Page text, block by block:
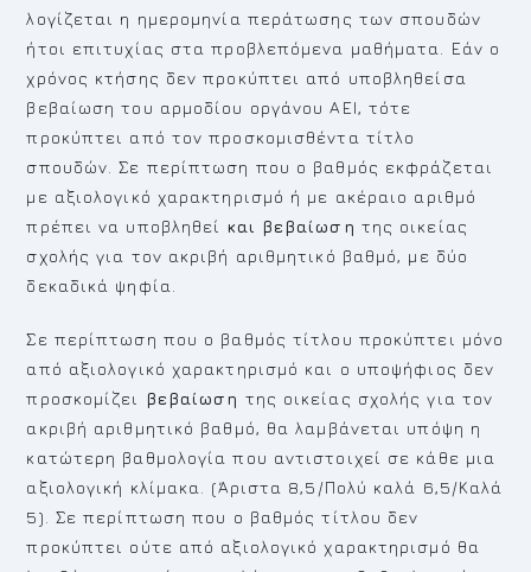
λογίζεται η ημερομηνία περάτωσης των σπουδών
ήτοι επιτυχίας στα προβλεπόμενα μαθήματα. Εάν ο
χρόνος κτήσης δεν προκύπτει από υποβληθείσα
βεβαίωση του αρμοδίου οργάνου ΑΕΙ, τότε
προκύπτει από τον προσκομισθέντα τίτλο
σπουδών. Σε περίπτωση που ο βαθμός εκφράζεται
με αξιολογικό χαρακτηρισμό ή με ακέραιο αριθμό
πρέπει να υποβληθεί και βεβαίωση της οικείας
σχολής για τον ακριβή αριθμητικό βαθμό, με δύο
δεκαδικά ψηφία.
Σε περίπτωση που ο βαθμός τίτλου προκύπτει μόνο
από αξιολογικό χαρακτηρισμό και ο υποψήφιος δεν
προσκομίζει βεβαίωση της οικείας σχολής για τον
ακριβή αριθμητικό βαθμό, θα λαμβάνεται υπόψη η
κατώτερη βαθμολογία που αντιστοιχεί σε κάθε μια
αξιολογική κλίμακα. (Άριστα 8,5/Πολύ καλά 6,5/Καλά
5). Σε περίπτωση που ο βαθμός τίτλου δεν
προκύπτει ούτε από αξιολογικό χαρακτηρισμό θα